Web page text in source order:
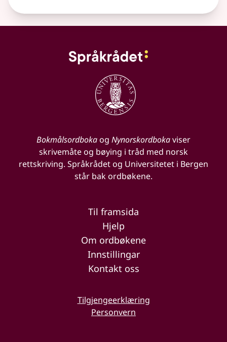
Bokmålsordbokaog Nynorskordbokaviser
skrivemåte og bøying i tråd med norsk
rettskriving. Språkrådet og Universitetet i Bergen
står bak ordbøkene.
Til framsida
Hjelp
Om ordbøkene
Innstillingar
Kontakt oss
Tilgjengeerklæring
Personvern